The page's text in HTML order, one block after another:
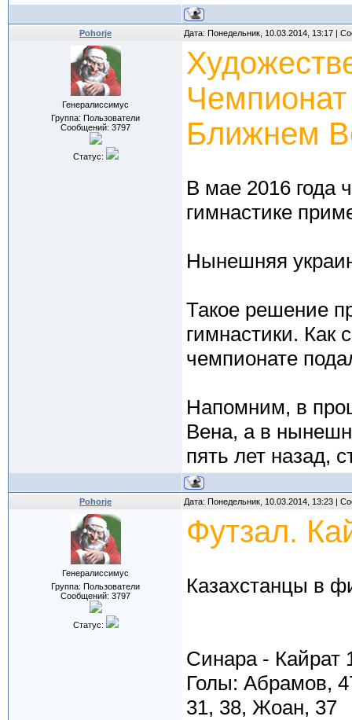
Pohorje Дата: Понедельник, 10.03.2014, 13:17 |
Генералиссимус
Группа: Пользователи
Сообщений: 3797
Статус:
Ближнем
В мае 2016 года
гимнастике
Нынешняя
Такое решение
гимнастики. Как
чемпионате
Напомним, в
Вена, а в
пять лет назад,
Pohorje Дата: Понедельник, 10.03.2014, 13:23 |
Генералиссимус
Группа: Пользователи
Сообщений: 3797
Статус:
Футзал.
Казахстанцы в
Синара - Кайрат
Голы: Абрамов,
31, 38, Жоан, 37